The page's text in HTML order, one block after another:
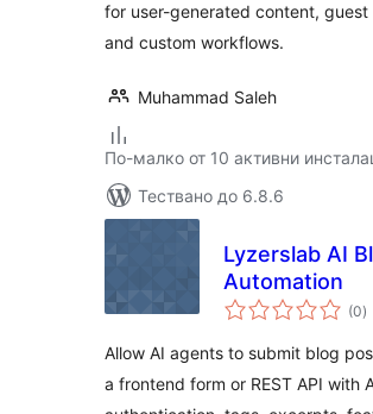
for user-generated content, guest
and custom workflows.
Muhammad Saleh
По-малко от 10 активни
Тествано до 6.8.6
Lyzerslab AI
Automation
(0)
Allow AI agents to submit blog
a frontend form or REST API with